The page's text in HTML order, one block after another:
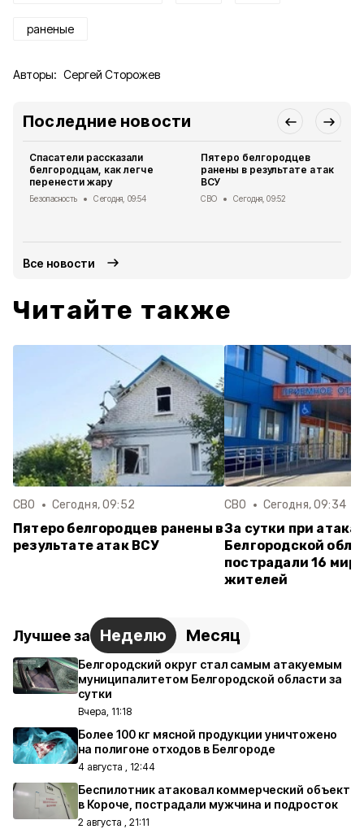
раненые
Авторы: Сергей Сторожев
Последние новости
Спасатели рассказали
белгородцам, как легче
перенести жару
Безопасность Сегодня, 09:54
Пятеро белгородцев
ранены в результате атак
ВСУ
СВО Сегодня, 09:52
Все новости
Читайте также
СВО Сегодня, 09:52
Пятеро белгородцев ранены в
результате атак ВСУ
СВО Сегодня, 09:34
За сутки при
Белгородской
пострадали 16
жителей
Лучшее за Неделю Месяц
Белгородский округ стал самым атакуемым
муниципалитетом Белгородской области за
сутки
Вчера, 11:18
Более 100 кг мясной продукции уничтожено
на полигоне отходов в Белгороде
4 августа , 12:44
Беспилотник атаковал коммерческий объект
в Короче, пострадали мужчина и подросток
2 августа , 21:11